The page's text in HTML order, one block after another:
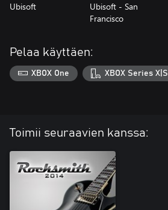
Ubisoft
Ubisoft - San
Francisco
Pelaa käyttäen:
XBOX One XBOX Series X|S
Toimii seuraavien kanssa: